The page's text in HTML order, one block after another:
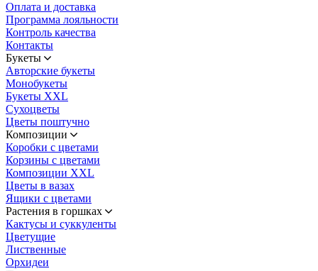
Оплата и доставка
Программа лояльности
Контроль качества
Контакты
Букеты
Авторские букеты
Монобукеты
Букеты XXL
Сухоцветы
Цветы поштучно
Композиции
Коробки с цветами
Корзины с цветами
Композиции XXL
Цветы в вазах
Ящики с цветами
Растения в горшках
Кактусы и суккуленты
Цветущие
Лиственные
Орхидеи